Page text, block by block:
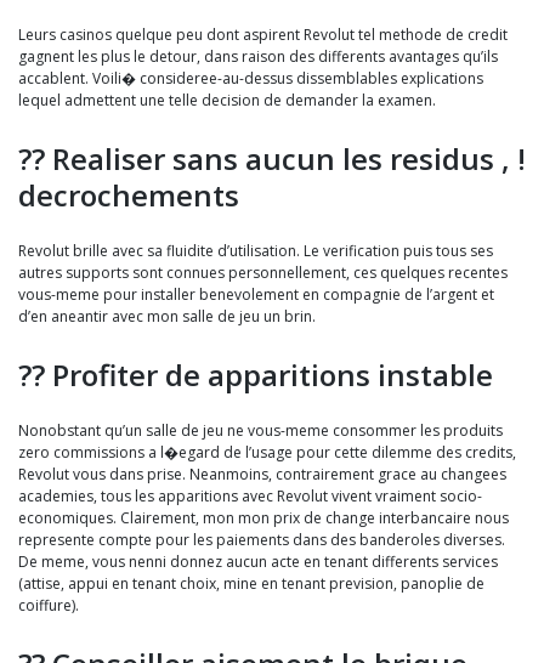
Leurs casinos quelque peu dont aspirent Revolut tel methode de credit
gagnent les plus le detour, dans raison des differents avantages qu’ils
accablent. Voili� consideree-au-dessus dissemblables explications
lequel admettent une telle decision de demander la examen.
?? Realiser sans aucun les residus , !
decrochements
Revolut brille avec sa fluidite d’utilisation. Le verification puis tous ses
autres supports sont connues personnellement, ces quelques recentes
vous-meme pour installer benevolement en compagnie de l’argent et
d’en aneantir avec mon salle de jeu un brin.
?? Profiter de apparitions instable
Nonobstant qu’un salle de jeu ne vous-meme consommer les produits
zero commissions a l�egard de l’usage pour cette dilemme des credits,
Revolut vous dans prise. Neanmoins, contrairement grace au changees
academies, tous les apparitions avec Revolut vivent vraiment socio-
economiques. Clairement, mon mon prix de change interbancaire nous
represente compte pour les paiements dans des banderoles diverses.
De meme, vous nenni donnez aucun acte en tenant differents services
(attise, appui en tenant choix, mine en tenant prevision, panoplie de
coiffure).